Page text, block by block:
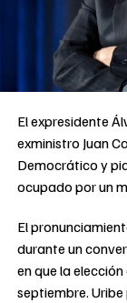
El expresidente
exministro Juan
Democrático y
ocupado por un
El
durante un
en que la
septiembre.